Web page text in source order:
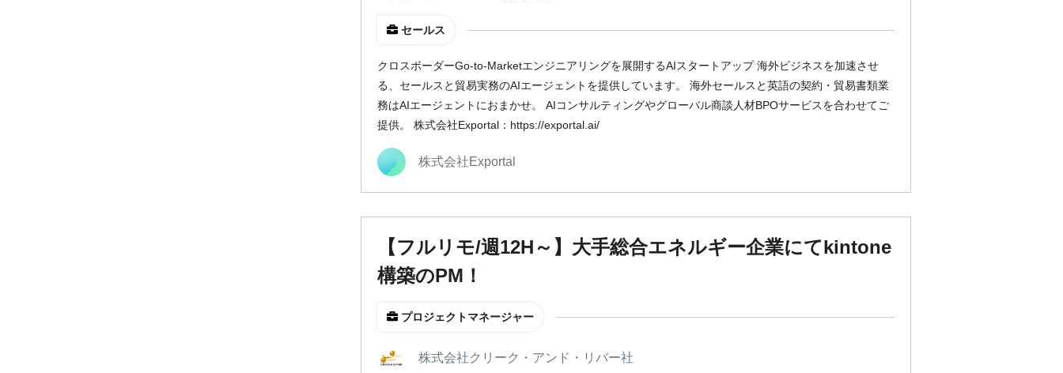
セールス
クロスボーダーGo-to-Marketエンジニアリングを展開するAIスタートアップ 海外ビジネスを加速させ
る、セールスと貿易実務のAIエージェントを提供しています。 海外セールスと英語の契約・貿易書類業
務はAIエージェントにおまかせ。 AIコンサルティングやグローバル商談人材BPOサービスを合わせてご
提供。 株式会社Exportal：https://exportal.ai/
株式会社Exportal
【フルリモ/週12H～】大手総合エネルギー企業にてkintone
構築のPM！
プロジェクトマネージャー
株式会社クリーク・アンド・リバー社